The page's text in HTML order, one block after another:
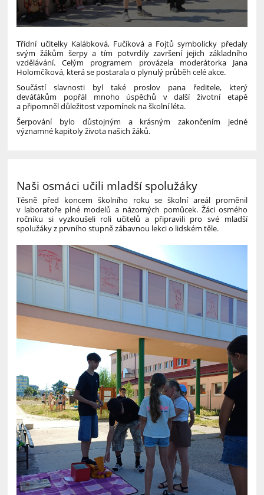
Třídní učitelky Kalábková, Fučíková a Fojtů symbolicky předaly
svým žákům šerpy a tím potvrdily završení jejich základního
vzdělávání. Celým programem provázela moderátorka Jana
Holomčíková, která se postarala o plynulý průběh celé akce.
Součástí slavnosti byl také proslov pana ředitele, který
deváťákům popřál mnoho úspěchů v další životní etapě
a připomněl důležitost vzpomínek na školní léta.
Šerpování bylo důstojným a krásným zakončením jedné
významné kapitoly života našich žáků.
Naši osmáci učili mladší spolužáky
Těsně před koncem školního roku se školní areál proměnil
v laboratoře plné modelů a názorných pomůcek. Žáci osmého
ročníku si vyzkoušeli roli učitelů a připravili pro své mladší
spolužáky z prvního stupně zábavnou lekci o lidském těle.